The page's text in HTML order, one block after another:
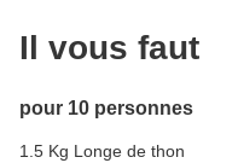
Il vous faut
pour 10 personnes
1.5 Kg Longe de thon